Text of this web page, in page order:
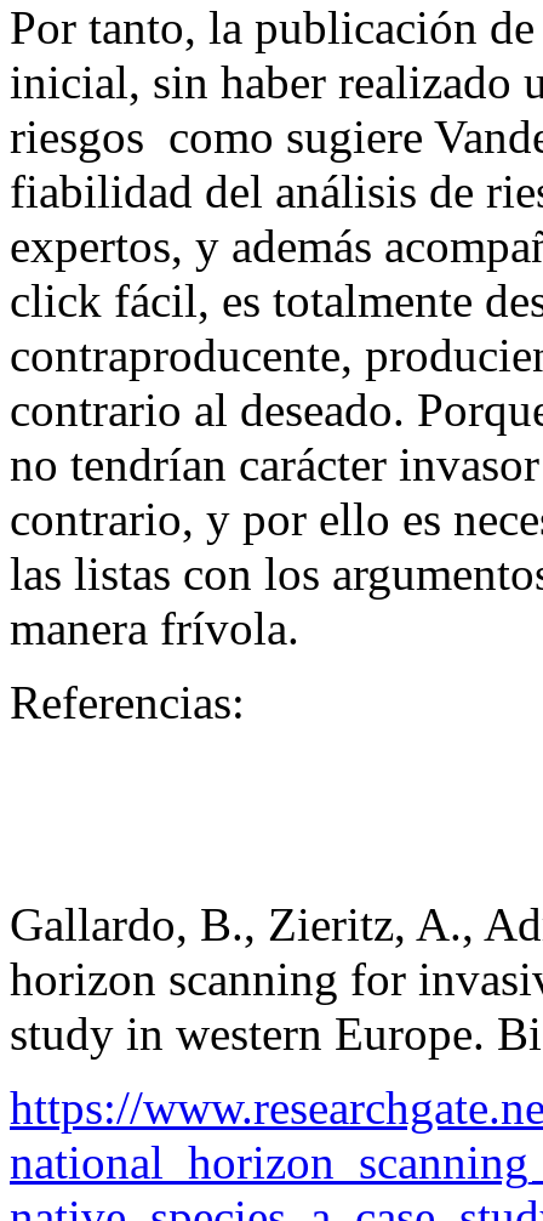
Por tanto, la publicación
inicial, sin haber realizado
riesgos como sugiere
fiabilidad del análisis de
expertos, y además
click fácil, es totalmente
contraproducente,
contrario al deseado.
no tendrían carácter
contrario, y por ello es
las listas con los
manera frívola.
Referencias:
Gallardo, B., Zieritz, A.,
horizon scanning for
study in western Europe.
https://